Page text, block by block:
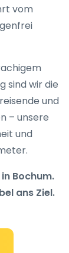
vom
sind wir die
und
– unsere
und
Bochum.
ans Ziel.